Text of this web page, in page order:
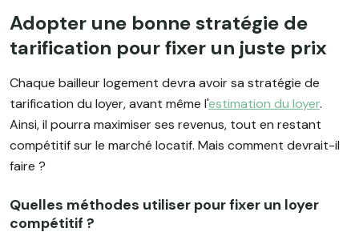
Adopter une bonne stratégie de
tarification pour fixer un juste prix
Chaque bailleur logement devra avoir sa stratégie de
tarification du loyer, avant même l'estimation du loyer.
Ainsi, il pourra maximiser ses revenus, tout en restant
compétitif sur le marché locatif. Mais comment devrait-il
faire ?
Quelles méthodes utiliser pour fixer un loyer
compétitif ?